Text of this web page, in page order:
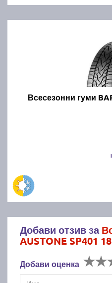
Всесезонни гуми
Добави отзив за
AUSTONE SP401
Добави оценка